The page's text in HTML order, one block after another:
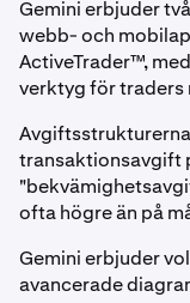
Gemini erbjuder
webb- och
ActiveTrader™,
verktyg för traders
transaktionsavgift
ofta högre än på
Gemini erbjuder
avancerade